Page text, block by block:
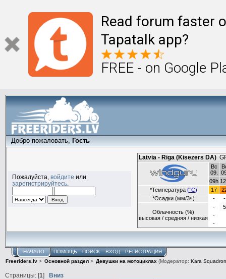
Read forum faster
Tapatalk app?
FREE - on Google
Добро пожаловать, Гость
Пожалуйста, войдите или
зарегистрируйтесь.
НАЧАЛО ПОМОЩЬ ПОИСК ВХОД
РЕГИСТРАЦИЯ
Freeriders.lv > Основной раздел > Девушки на мотоциклах (Модератор: Kara
Страницы: [1] Вниз